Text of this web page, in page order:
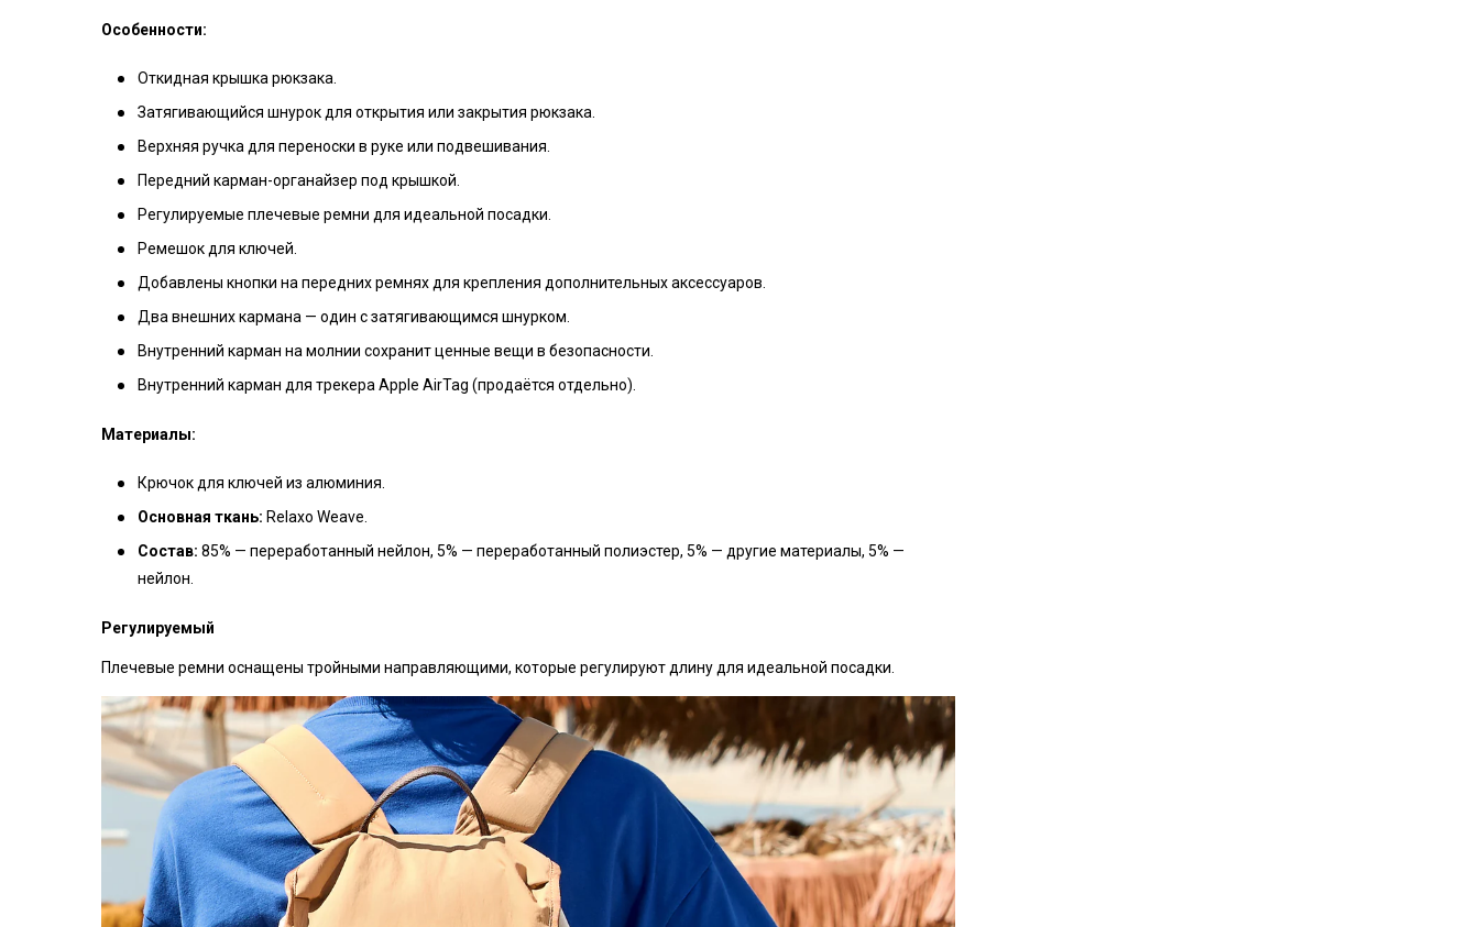
Особенности:
Откидная крышка рюкзака.
Затягивающийся шнурок для открытия или закрытия рюкзака.
Верхняя ручка для переноски в руке или подвешивания.
Передний карман-органайзер под крышкой.
Регулируемые плечевые ремни для идеальной посадки.
Ремешок для ключей.
Добавлены кнопки на передних ремнях для крепления дополнительных аксессуаров.
Два внешних кармана — один с затягивающимся шнурком.
Внутренний карман на молнии сохранит ценные вещи в безопасности.
Внутренний карман для трекера Apple AirTag (продаётся отдельно).
Материалы:
Крючок для ключей из алюминия.
Основная ткань: Relaxo Weave.
Состав: 85% — переработанный нейлон, 5% — переработанный полиэстер, 5% — другие материалы, 5% —
нейлон.
Регулируемый
Плечевые ремни оснащены тройными направляющими, которые регулируют длину для идеальной посадки.